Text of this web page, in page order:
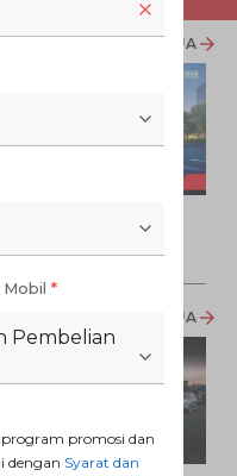
LIHAT SEMUA
LIHAT SEMUA
*
Pembelian
promosi dan
dengan Syarat dan